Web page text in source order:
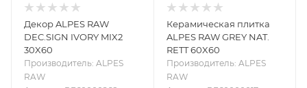
Декор ALPES RAW
DEC.SIGN IVORY MIX2
30X60
Производитель: ALPES
RAW
Керамическая плитка
ALPES RAW GREY NAT.
RETT 60X60
Производитель: ALPES
RAW